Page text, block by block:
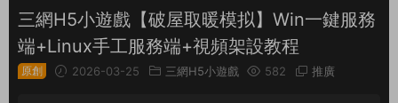
三網H5小遊戲【破屋取暖模拟】Win一鍵服務
端+Linux手工服務端+視頻架設教程
原創 2026-03-25 三網H5小遊戲 582 推廣